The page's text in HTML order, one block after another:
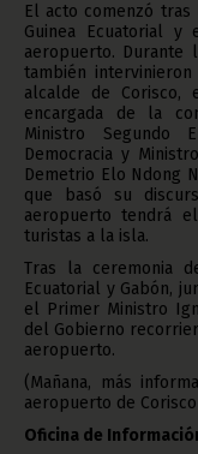
El acto comenzó
Guinea Ecuatorial
aeropuerto. Durante
también
alcalde de
encargada de la
Ministro Segundo
Democracia y
Demetrio Elo Ndong
que basó su
aeropuerto tendrá
turistas a la isla.
Tras la ceremonia
Ecuatorial y Gabón,
el Primer Ministro
del Gobierno
aeropuerto.
(Mañana, más
aeropuerto de
Oficina de